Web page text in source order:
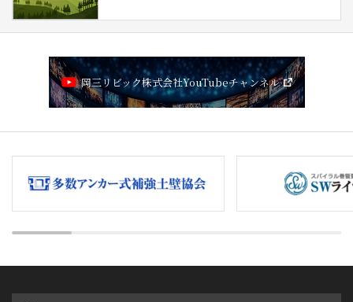
岡三リビック株式会社YouTubeチャンネル